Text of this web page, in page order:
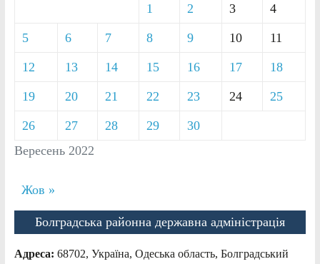
Вересень 2022
1 2 3 4
5 6 7 8 9 10 11
12 13 14 15 16 17 18
19 20 21 22 23 24 25
26 27 28 29 30
Жов »
Болградська районна державна адміністрація
Адреса: 68702, Україна, Одеська область, Болградський